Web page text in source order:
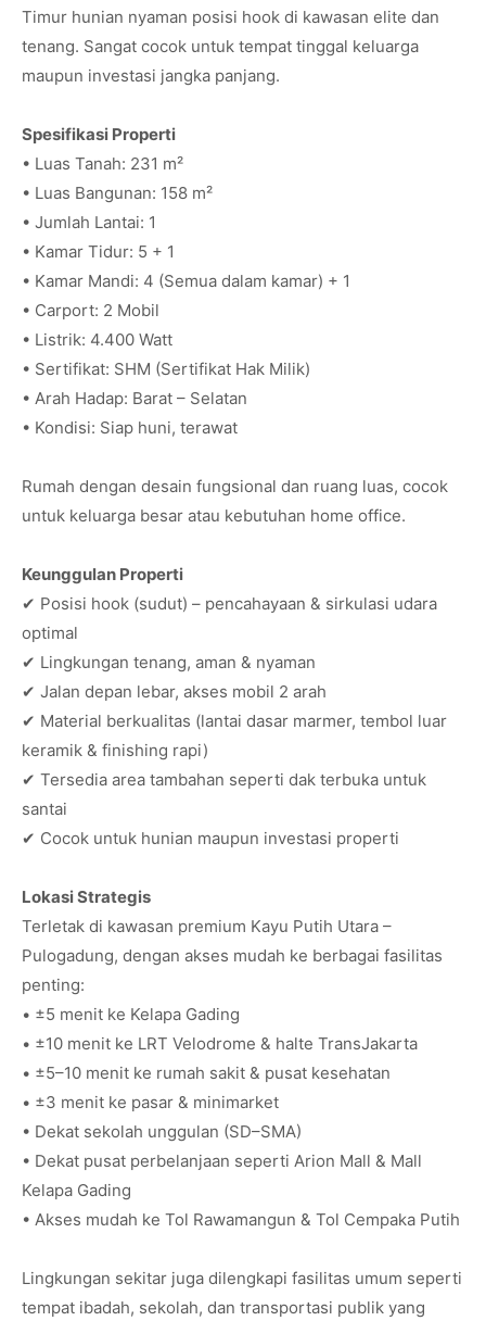
Timur hunian nyaman posisi hook di kawasan elite dan
tenang. Sangat cocok untuk tempat tinggal keluarga
maupun investasi jangka panjang.
Spesifikasi Properti
• Luas Tanah: 231 m²
• Luas Bangunan: 158 m²
• Jumlah Lantai: 1
• Kamar Tidur: 5 + 1
• Kamar Mandi: 4 (Semua dalam kamar) + 1
• Carport: 2 Mobil
• Listrik: 4.400 Watt
• Sertifikat: SHM (Sertifikat Hak Milik)
• Arah Hadap: Barat – Selatan
• Kondisi: Siap huni, terawat
Rumah dengan desain fungsional dan ruang luas, cocok
untuk keluarga besar atau kebutuhan home office.
Keunggulan Properti
✔ Posisi hook (sudut) – pencahayaan & sirkulasi udara
optimal
✔ Lingkungan tenang, aman & nyaman
✔ Jalan depan lebar, akses mobil 2 arah
✔ Material berkualitas (lantai dasar marmer, tembol luar
keramik & finishing rapi)
✔ Tersedia area tambahan seperti dak terbuka untuk
santai
✔ Cocok untuk hunian maupun investasi properti
Lokasi Strategis
Terletak di kawasan premium Kayu Putih Utara –
Pulogadung, dengan akses mudah ke berbagai fasilitas
penting:
• ±5 menit ke Kelapa Gading
• ±10 menit ke LRT Velodrome & halte TransJakarta
• ±5–10 menit ke rumah sakit & pusat kesehatan
• ±3 menit ke pasar & minimarket
• Dekat sekolah unggulan (SD–SMA)
• Dekat pusat perbelanjaan seperti Arion Mall & Mall
Kelapa Gading
• Akses mudah ke Tol Rawamangun & Tol Cempaka Putih
Lingkungan sekitar juga dilengkapi fasilitas umum seperti
tempat ibadah, sekolah, dan transportasi publik yang